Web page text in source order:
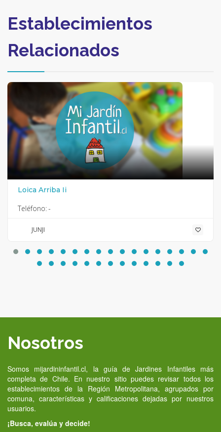
Establecimientos
Relacionados
Loica Arriba Ii
Teléfono:-
JUNJI
Nosotros
Somos mijardininfantil.cl, la guía de Jardines Infantiles más
completa de Chile. En nuestro sitio puedes revisar todos los
establecimientos de la Región Metropolitana, agrupados por
comuna, características y calificaciones dejadas por nuestros
usuarios.
¡Busca, evalúa y decide!